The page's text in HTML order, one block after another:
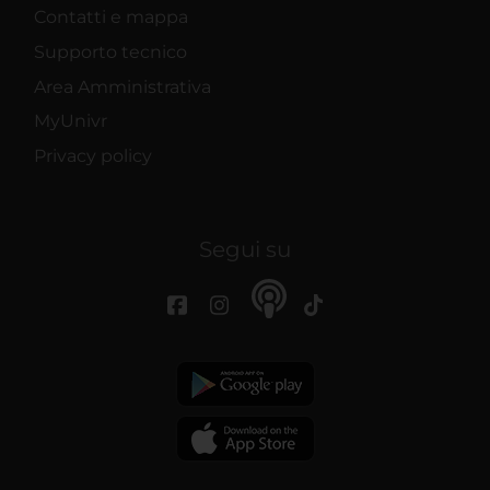
Contatti e mappa
Supporto tecnico
Area Amministrativa
MyUnivr
Privacy policy
Segui su